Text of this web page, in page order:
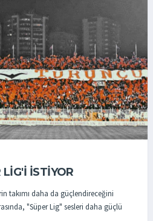
LİG'İ İSTİYOR
takımı daha da güçlendireceğini
"Süper Lig" sesleri daha güçlü